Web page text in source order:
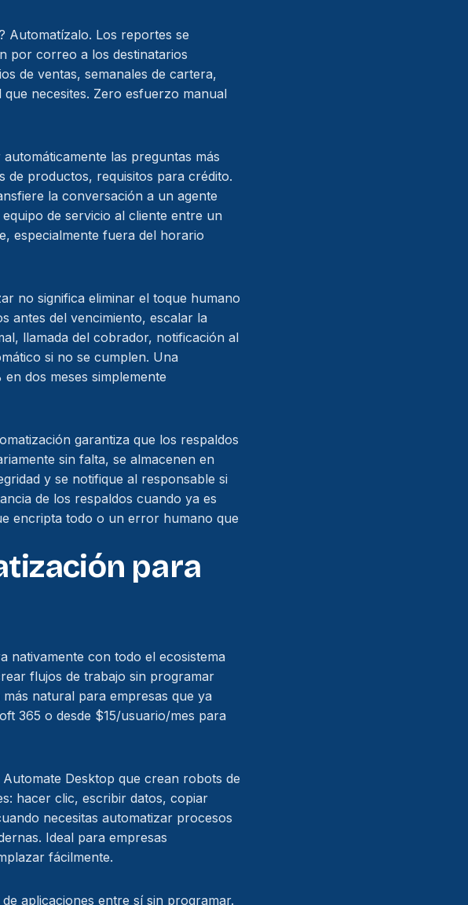
Automatízalo. Los reportes se
por correo a los destinatarios
de ventas, semanales de cartera,
necesites. Zero esfuerzo manual
las preguntas más
de productos, requisitos para crédito.
la conversación a un agente
de servicio al cliente entre un
especialmente fuera del horario
no significa eliminar el toque humano
antes del vencimiento, escalar la
llamada del cobrador, notificación al
si no se cumplen. Una
dos meses simplemente
garantiza que los respaldos
sin falta, se almacenen en
y se notifique al responsable si
de los respaldos cuando ya es
encripta todo o un error humano que
para
nativamente con todo el ecosistema
flujos de trabajo sin programar
natural para empresas que ya
365 o desde $15/usuario/mes para
Desktop que crean robots de
hacer clic, escribir datos, copiar
necesitas automatizar procesos
Ideal para empresas
fácilmente.
aplicaciones entre sí sin programar.